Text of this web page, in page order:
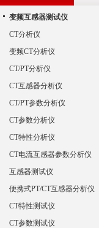
变频互感器测试仪
CT分析仪
变频CT分析仪
CT/PT分析仪
CT互感器分析仪
CT/PT参数分析仪
CT参数分析仪
CT特性分析仪
CT电流互感器参数分析仪
互感器测试仪
便携式PT/CT互感器分析仪
CT特性测试仪
CT参数测试仪